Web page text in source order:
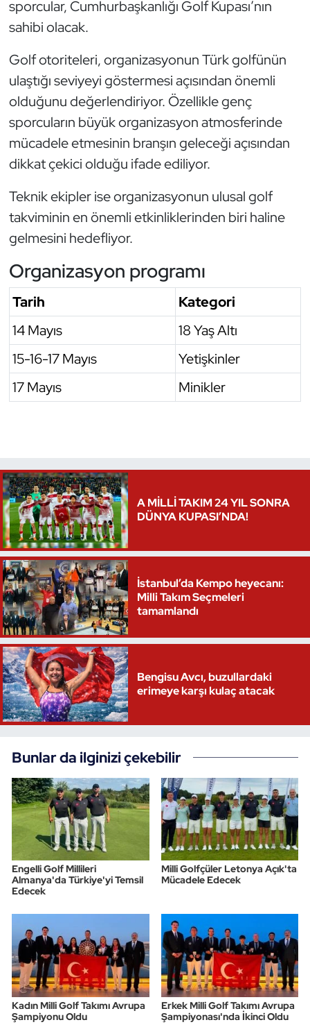
sporcular, Cumhurbaşkanlığı Golf Kupası’nın
sahibi olacak.
Golf otoriteleri, organizasyonun Türk golfünün
ulaştığı seviyeyi göstermesi açısından önemli
olduğunu değerlendiriyor. Özellikle genç
sporcuların büyük organizasyon atmosferinde
mücadele etmesinin branşın geleceği açısından
dikkat çekici olduğu ifade ediliyor.
Teknik ekipler ise organizasyonun ulusal golf
takviminin en önemli etkinliklerinden biri haline
gelmesini hedefliyor.
Organizasyon programı
Tarih
Kategori
14 Mayıs
18 Yaş Altı
15-16-17 Mayıs
Yetişkinler
17 Mayıs
Minikler
A MİLLİ TAKIM 24 YIL SONRA
DÜNYA KUPASI’NDA!
İstanbul’da Kempo heyecanı:
Milli Takım Seçmeleri
tamamlandı
Bengisu Avcı, buzullardaki
erimeye karşı kulaç atacak
Bunlar da ilginizi çekebilir
Engelli Golf Millileri
Almanya'da Türkiye'yi Temsil
Edecek
Milli Golfçüler Letonya Açık'ta
Mücadele Edecek
Kadın Milli Golf Takımı Avrupa
Şampiyonu Oldu
Erkek Milli Golf Takımı Avrupa
Şampiyonası'nda İkinci Oldu
Triatlon
Voleybol
Vücut Geliştirme Fitness
Wushu Kungfu
Yelken
Yüzme